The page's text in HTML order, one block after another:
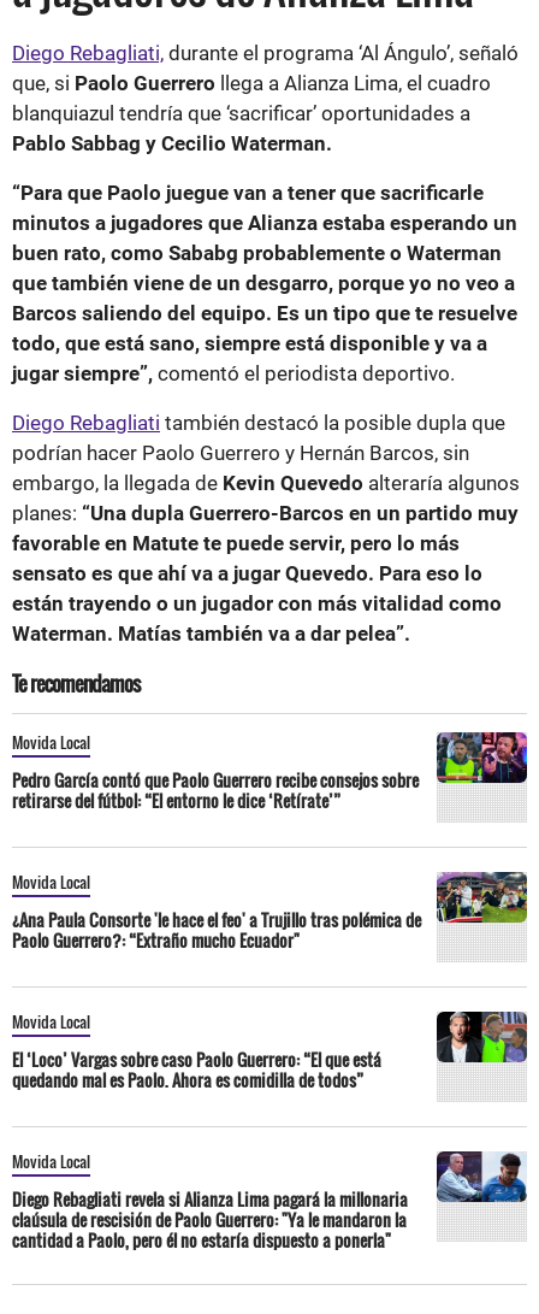
Diego Rebagliati, durante el programa ‘Al Ángulo’, señaló
que, si Paolo Guerrero llega a Alianza Lima, el cuadro
blanquiazul tendría que ‘sacrificar’ oportunidades a
Pablo Sabbag y Cecilio Waterman.
“Para que Paolo juegue van a tener que sacrificarle
minutos a jugadores que Alianza estaba esperando un
buen rato, como Sababg probablemente o Waterman
que también viene de un desgarro, porque yo no veo a
Barcos saliendo del equipo. Es un tipo que te resuelve
todo, que está sano, siempre está disponible y va a
jugar siempre”, comentó el periodista deportivo.
Diego Rebagliati también destacó la posible dupla que
podrían hacer Paolo Guerrero y Hernán Barcos, sin
embargo, la llegada de Kevin Quevedo alteraría algunos
planes: “Una dupla Guerrero-Barcos en un partido muy
favorable en Matute te puede servir, pero lo más
sensato es que ahí va a jugar Quevedo. Para eso lo
están trayendo o un jugador con más vitalidad como
Waterman. Matías también va a dar pelea”.
Te recomendamos
Movida Local
Pedro García contó que Paolo Guerrero recibe consejos sobre
retirarse del fútbol: “El entorno le dice ‘Retírate’”
Movida Local
¿Ana Paula Consorte 'le hace el feo' a Trujillo tras polémica de
Paolo Guerrero?: “Extraño mucho Ecuador"
Movida Local
El ‘Loco’ Vargas sobre caso Paolo Guerrero: “El que está
quedando mal es Paolo. Ahora es comidilla de todos”
Movida Local
Diego Rebagliati revela si Alianza Lima pagará la millonaria
claúsula de rescisión de Paolo Guerrero: "Ya le mandaron la
cantidad a Paolo, pero él no estaría dispuesto a ponerla"